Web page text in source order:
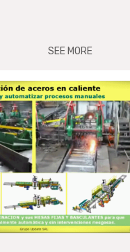
SEE MORE